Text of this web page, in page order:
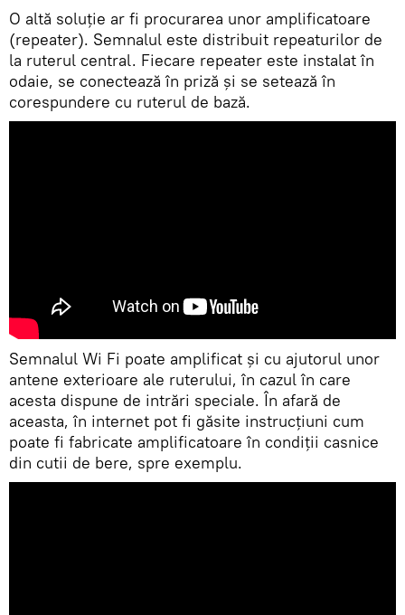
O altă soluție ar fi procurarea unor amplificatoare
(repeater). Semnalul este distribuit repeaturilor de
la ruterul central. Fiecare repeater este instalat în
odaie, se conectează în priză și se setează în
corespundere cu ruterul de bază.
Semnalul Wi Fi poate amplificat și cu ajutorul unor
antene exterioare ale ruterului, în cazul în care
acesta dispune de intrări speciale. În afară de
aceasta, în internet pot fi găsite instrucțiuni cum
poate fi fabricate amplificatoare în condiții casnice
din cutii de bere, spre exemplu.